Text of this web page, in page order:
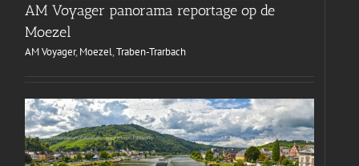
AM Voyager panorama reportage op de
Moezel
AM Voyager, Moezel,Traben-Trarbach